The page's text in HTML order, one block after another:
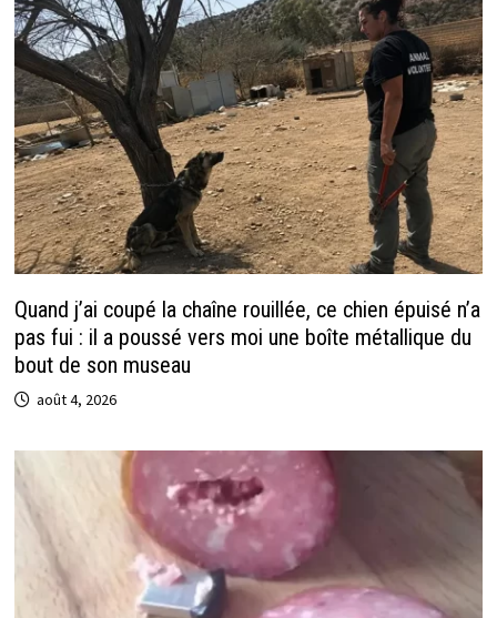
Quand j’ai coupé la chaîne rouillée, ce chien épuisé n’a
pas fui : il a poussé vers moi une boîte métallique du
bout de son museau
août 4, 2026